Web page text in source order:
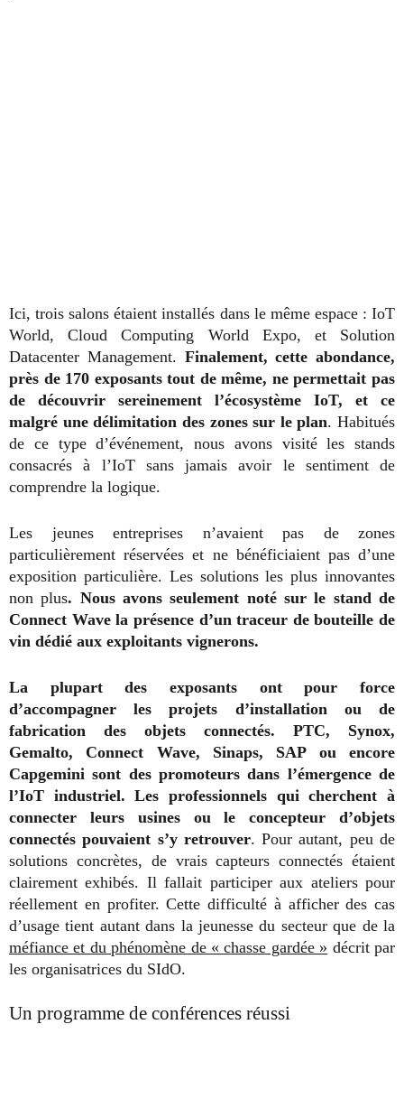
Ici, trois salons étaient installés dans le même espace : IoT
World, Cloud Computing World Expo, et Solution
Datacenter Management. Finalement, cette abondance,
près de 170 exposants tout de même, ne permettait pas
de découvrir sereinement l’écosystème IoT, et ce
malgré une délimitation des zones sur le plan. Habitués
de ce type d’événement, nous avons visité les stands
consacrés à l’IoT sans jamais avoir le sentiment de
comprendre la logique.
Les jeunes entreprises n’avaient pas de zones
particulièrement réservées et ne bénéficiaient pas d’une
exposition particulière. Les solutions les plus innovantes
non plus. Nous avons seulement noté sur le stand de
Connect Wave la présence d’un traceur de bouteille de
vin dédié aux exploitants vignerons.
La plupart des exposants ont pour force
d’accompagner les projets d’installation ou de
fabrication des objets connectés. PTC, Synox,
Gemalto, Connect Wave, Sinaps, SAP ou encore
Capgemini sont des promoteurs dans l’émergence de
l’IoT industriel. Les professionnels qui cherchent à
connecter leurs usines ou le concepteur d’objets
connectés pouvaient s’y retrouver. Pour autant, peu de
solutions concrètes, de vrais capteurs connectés étaient
clairement exhibés. Il fallait participer aux ateliers pour
réellement en profiter. Cette difficulté à afficher des cas
d’usage tient autant dans la jeunesse du secteur que de la
méfiance et du phénomène de « chasse gardée » décrit par
les organisatrices du SIdO.
Un programme de conférences réussi